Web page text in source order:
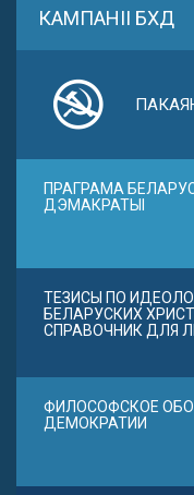
КАМПАНІІ БХД
ПРАГРАМА
ДЭМАКРАТЫІ
ТЕЗИСЫ ПО
БЕЛАРУСКИХ
СПРАВОЧНИК ДЛЯ
ФИЛОСОФСКОЕ
ДЕМОКРАТИИ